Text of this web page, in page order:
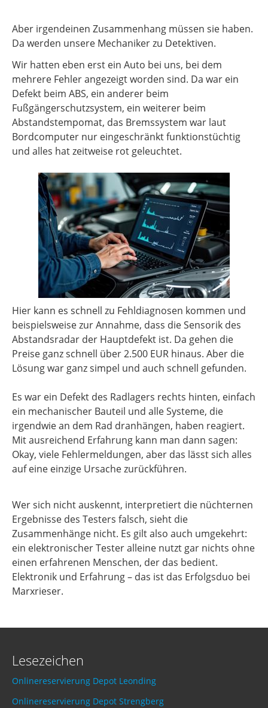
Aber irgendeinen Zusammenhang müssen sie haben.
Da werden unsere Mechaniker zu Detektiven.
Wir hatten eben erst ein Auto bei uns, bei dem
mehrere Fehler angezeigt worden sind. Da war ein
Defekt beim ABS, ein anderer beim
Fußgängerschutzsystem, ein weiterer beim
Abstandstempomat, das Bremssystem war laut
Bordcomputer nur eingeschränkt funktionstüchtig
und alles hat zeitweise rot geleuchtet.
Hier kann es schnell zu Fehldiagnosen kommen und
beispielsweise zur Annahme, dass die Sensorik des
Abstandsradar der Hauptdefekt ist. Da gehen die
Preise ganz schnell über 2.500 EUR hinaus. Aber die
Lösung war ganz simpel und auch schnell gefunden.
Es war ein Defekt des Radlagers rechts hinten, einfach
ein mechanischer Bauteil und alle Systeme, die
irgendwie an dem Rad dranhängen, haben reagiert.
Mit ausreichend Erfahrung kann man dann sagen:
Okay, viele Fehlermeldungen, aber das lässt sich alles
auf eine einzige Ursache zurückführen.
Wer sich nicht auskennt, interpretiert die nüchternen
Ergebnisse des Testers falsch, sieht die
Zusammenhänge nicht. Es gilt also auch umgekehrt:
ein elektronischer Tester alleine nutzt gar nichts ohne
einen erfahrenen Menschen, der das bedient.
Elektronik und Erfahrung – das ist das Erfolgsduo bei
Marxrieser.
Lesezeichen
Onlinereservierung Depot Leonding
Onlinereservierung Depot Strengberg